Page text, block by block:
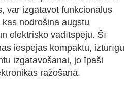
var izgatavot funkcionālus
nodrošina augstu
elektrisko vadītspēju. Šī
iespējas kompaktu, izturīgu
izgatavošanai, jo īpaši
ražošanā.